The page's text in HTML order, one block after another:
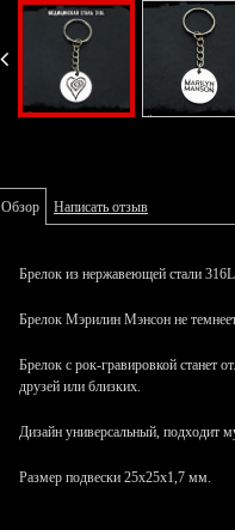
Обзор Написать отзыв
Брелок из нержавеющей стали
Брелок Мэрилин Мэнсон не
Брелок с рок-гравировкой станет
друзей или близких.
Дизайн универсальный, подходит
Размер подвески 25х25х1,7 мм.